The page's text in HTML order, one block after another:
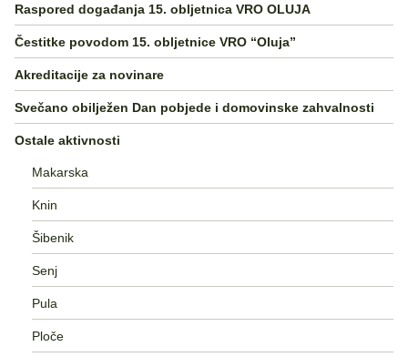
Raspored događanja 15. obljetnica VRO OLUJA
Čestitke povodom 15. obljetnice VRO “Oluja”
Akreditacije za novinare
Svečano obilježen Dan pobjede i domovinske zahvalnosti
Ostale aktivnosti
Makarska
Knin
Šibenik
Senj
Pula
Ploče